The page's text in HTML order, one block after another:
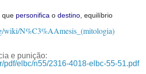
que personifica o destino , equilíbrio
wiki/N%C3%AAmesis_(mitologia)
e punição:
pdf/elbc/n55/2316-4018-elbc-55-51.pdf